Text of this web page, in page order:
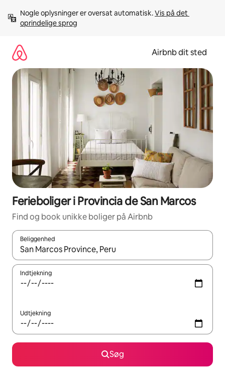
videre
Nogle oplysninger er oversat automatisk. Vis på det
oprindelige sprog
Airbnb dit sted
Ferieboliger i Provincia de San Marcos
Find og book unikke boliger på Airbnb
Beliggenhed
Når resultaterne er tilgængelige, skal du navigere med
Indtjekning
Udtjekning
Søg